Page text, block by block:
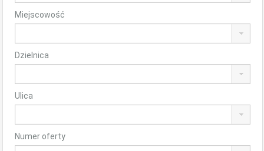
Miejscowość
Dzielnica
Ulica
Numer oferty